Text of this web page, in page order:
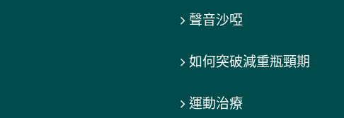
聲音沙啞
如何突破減重瓶頸期
運動治療